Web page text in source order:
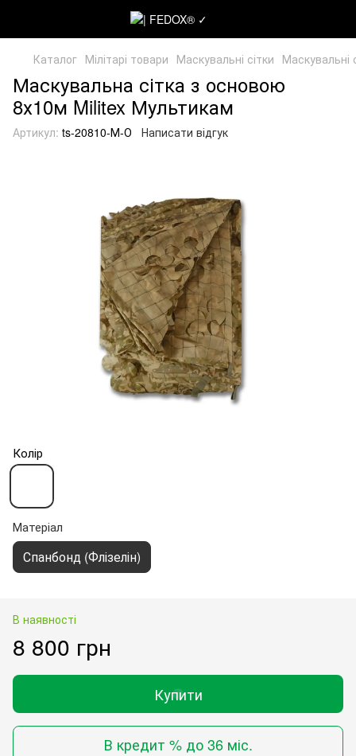
Каталог Мілітарі товари Маскувальні сітки Маскувальні
Маскувальна сітка з основою
8х10м Militex Мультикам
Артикул: ts-20810-М-О Написати відгук
Колір
Матеріал
Спанбонд (Флізелін)
В наявності
8 800 грн
Купити
В кредит % до 36 міс.